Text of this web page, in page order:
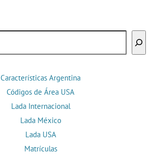
Características Argentina
Códigos de Área USA
Lada Internacional
Lada México
Lada USA
Matrículas